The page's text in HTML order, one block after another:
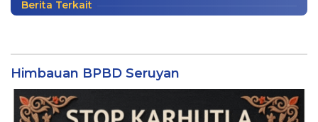
Berita Terkait
Himbauan BPBD Seruyan